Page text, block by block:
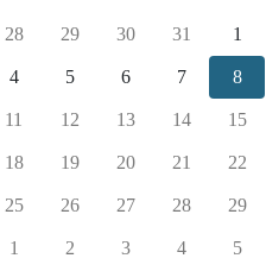
28 29 30 31 1
4 5 6 7 8
11 12 13 14 15
18 19 20 21 22
25 26 27 28 29
1 2 3 4 5